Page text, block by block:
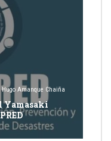
Hugo Amanque Chaiña
Yamasaki